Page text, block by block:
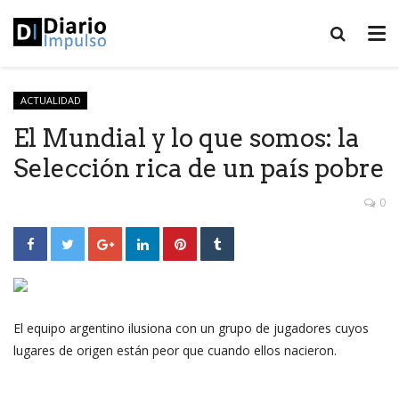
ACTUALIDAD
El Mundial y lo que somos: la
Selección rica de un país pobre
0
El equipo argentino ilusiona con un grupo de jugadores cuyos
lugares de origen están peor que cuando ellos nacieron.